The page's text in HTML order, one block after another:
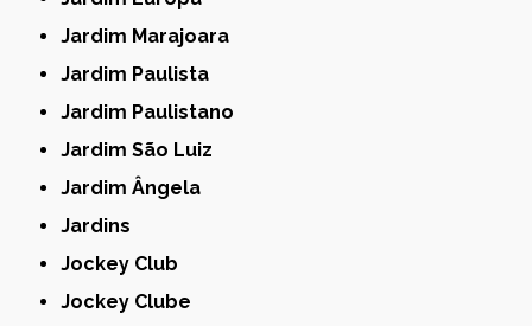
Jardim Marajoara
Jardim Paulista
Jardim Paulistano
Jardim São Luiz
Jardim Ângela
Jardins
Jockey Club
Jockey Clube